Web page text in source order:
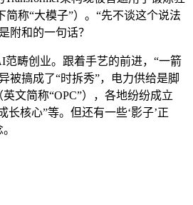
称“大模子”）。“先不谈这个说法
附和的一句话？
畴创业。跟着手艺的前进，“一箭
被搞成了“时拆秀”，电力供给是脚
文简称“OPC”），各地纷纷成立
长核心”等。但还有一些‘影子’正